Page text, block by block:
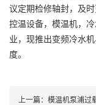
议定期检修轴封，及
控温设备，模温机，
业，现推出变频冷水
度。
上一篇： 模温机泵浦过